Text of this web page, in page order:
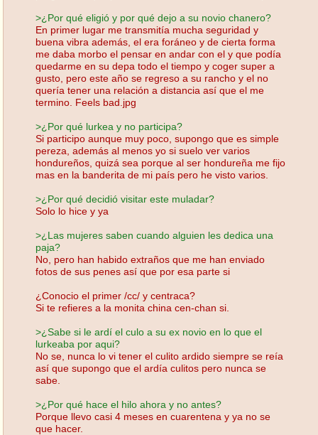
>¿Por qué eligió y por qué dejo a su novio chanero?
En primer lugar me transmitía mucha seguridad y
buena vibra además, el era foráneo y de cierta forma
me daba morbo el pensar en andar con el y que podía
quedarme en su depa todo el tiempo y coger super a
gusto, pero este año se regreso a su rancho y el no
quería tener una relación a distancia así que el me
termino. Feels bad.jpg
>¿Por qué lurkea y no participa?
Si participo aunque muy poco, supongo que es simple
pereza, además al menos yo si suelo ver varios
hondureños, quizá sea porque al ser hondureña me fijo
mas en la banderita de mi país pero he visto varios.
>¿Por qué decidió visitar este muladar?
Solo lo hice y ya
>¿Las mujeres saben cuando alguien les dedica una
paja?
No, pero han habido extraños que me han enviado
fotos de sus penes así que por esa parte si
¿Conocio el primer /cc/ y centraca?
Si te refieres a la monita china cen-chan si.
>¿Sabe si le ardí el culo a su ex novio en lo que el
lurkeaba por aqui?
No se, nunca lo vi tener el culito ardido siempre se reía
así que supongo que el ardía culitos pero nunca se
sabe.
>¿Por qué hace el hilo ahora y no antes?
Porque llevo casi 4 meses en cuarentena y ya no se
que hacer.